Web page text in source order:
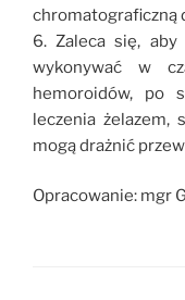
chromatograficzną
6. Zaleca się,
wykonywać w
hemoroidów, po
leczenia żelazem,
mogą drażnić
Opracowanie: mgr